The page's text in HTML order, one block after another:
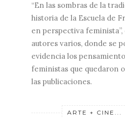
“En las sombras de la
historia de la Escuela de
en perspectiva feminista”,
autores varios, donde se
evidencia los
feministas que quedaron
las publicaciones.
ARTE + CINE...